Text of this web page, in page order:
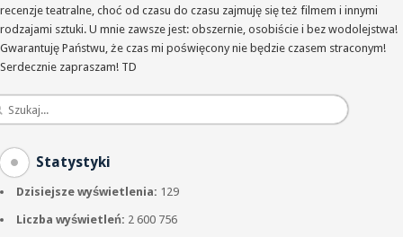
recenzje teatralne, choć od czasu do czasu zajmuję się też filmem i innymi
rodzajami sztuki. U mnie zawsze jest: obszernie, osobiście i bez wodolejstwa!
Gwarantuję Państwu, że czas mi poświęcony nie będzie czasem straconym!
Serdecznie zapraszam! TD
Statystyki
Dzisiejsze wyświetlenia: 129
Liczba wyświetleń: 2 600 756